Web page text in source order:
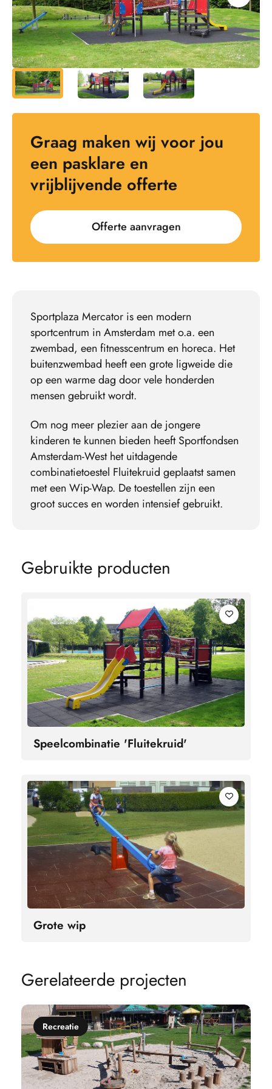
Graag maken wij voor jou
een pasklare en
vrijblijvende offerte
Offerte aanvragen
Sportplaza Mercator is een modern
sportcentrum in Amsterdam met o.a. een
zwembad, een fitnesscentrum en horeca. Het
buitenzwembad heeft een grote ligweide die
op een warme dag door vele honderden
mensen gebruikt wordt.
Om nog meer plezier aan de jongere
kinderen te kunnen bieden heeft Sportfondsen
Amsterdam-West het uitdagende
combinatietoestel Fluitekruid geplaatst samen
met een Wip-Wap. De toestellen zijn een
groot succes en worden intensief gebruikt.
Gebruikte producten
Speelcombinatie 'Fluitekruid'
Grote wip
Gerelateerde projecten
Recreatie